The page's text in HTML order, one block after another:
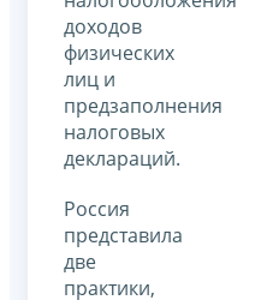
доходов
физических
лиц и
предзаполнения
налоговых
деклараций.
Россия
представила
две
практики,